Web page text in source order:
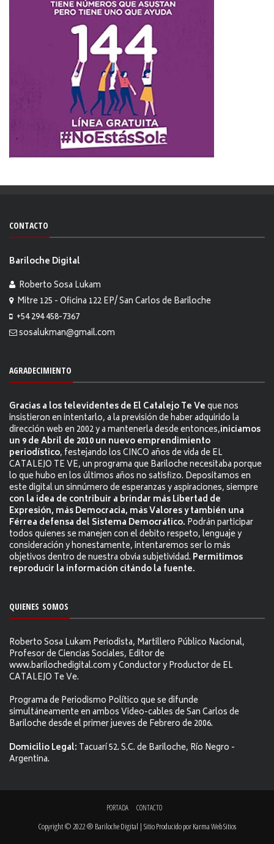
CONTACTO
Bariloche Digital
Roberto Sosa Lukam
Mitre 125 - Oficina 122 EP/ San Carlos de Bariloche
+54 294 458-7367
sosalukman@gmail.com
AGRADECIMIENTO
Gracias a los televidentes de El Catalejo Te Veque nos
insistieron en intentarlo, a la previsión de haber adquirido la
dirección web en 2002 y a mantenerla desde entonces,iniciamos
un 9 de Abril de 2010 un nuevo emprendimiento
periodístico, festejando los CINCO años de vida de EL
CATALEJO TE VE, un programa que Bariloche necesitaba porque
lo que hubo en los últimos años no satisfizo. Depositamos en
este digital un sinnúmero de esperanzas y aspiraciones, siempre
con la idea de contribuir a brindar más Libertad de
Expresión, más Democracia, más Valores y también una
Férrea defensa del Sistema Democrático. Podrán participar
todos quienes se manejen con el debito respeto, lenguaje y
consideración y honestamente, intentaremos ser lo más
objetivos dentro de nuestra obvia subjetividad. Permitimos
reproducir la información citándo la fuente.
QUIENES SOMOS
Roberto Sosa Lukam Periodista, Martillero Público Nacional,
Profesor de Ciencias Sociales, Editor de
www.barilochedigital.com y Conductor y Productor de EL
CATALEJO Te Ve.
Programa de Periodismo Político que se difunde
simultáneamente en ambos Video-cables de San Carlos de
Bariloche desde el primer jueves de Febrero de 2006.
Domicilio Legal: Tacuarí 52. S.C. de Bariloche, Río Negro -
Argentina.
PORTADA CONTACTO
Copyright © 2022 ® Bariloche Digital | Sitio Producido porKarma Web Sitios